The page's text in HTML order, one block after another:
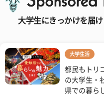
大学生にきっかけを届
大学生活
都民もトリ
の大学生・
県での暮ら